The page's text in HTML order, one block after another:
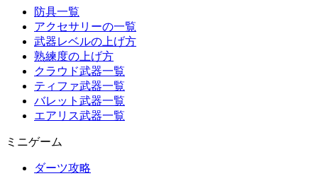
防具一覧
アクセサリーの一覧
武器レベルの上げ方
熟練度の上げ方
クラウド武器一覧
ティファ武器一覧
バレット武器一覧
エアリス武器一覧
ミニゲーム
ダーツ攻略